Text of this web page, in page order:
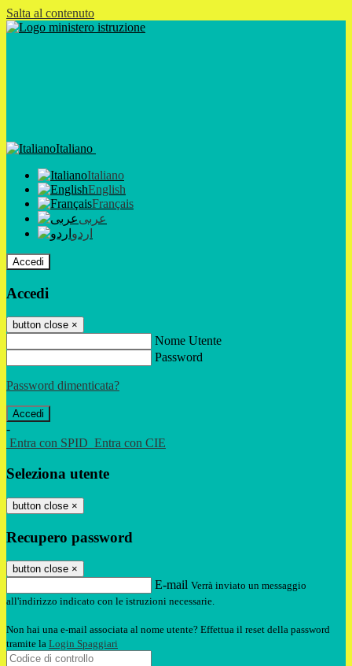
Salta al contenuto
Italiano
Italiano
English
Français
عربى
اردو
Accedi
Accedi
button close ×
Nome Utente
Password
Password dimenticata?
-
Entra con SPID Entra con CIE
Seleziona utente
button close ×
Recupero password
button close ×
E-mail Verrà inviato un messaggio
all'indirizzo indicato con le istruzioni necessarie.
Non hai una e-mail associata al nome utente? Effettua il reset della password
tramite la Login Spaggiari